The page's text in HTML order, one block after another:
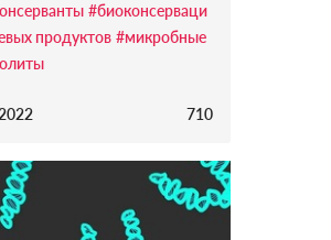
#биоконсерваци
продуктов #микробные
710